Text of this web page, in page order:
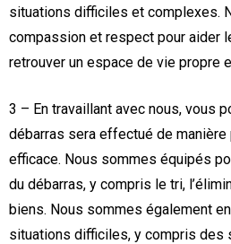
situations difficiles et complexes.
compassion et respect pour aider
retrouver un espace de vie propre
3 – En travaillant avec nous, vous
débarras sera effectué de
efficace. Nous sommes équipés
du débarras, y compris le tri,
biens. Nous sommes également
situations difficiles, y compris des